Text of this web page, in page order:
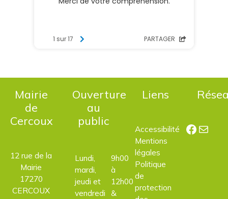
Mairie
de
Cercoux
12 rue de la
Mairie
17270
CERCOUX
Ouverture
au
public
Lundi,
mardi,
jeudi et
vendredi
9h00
à
12h00
&
Liens
Accessibilité
Mentions
légales
Politique
de
protection
E-mail